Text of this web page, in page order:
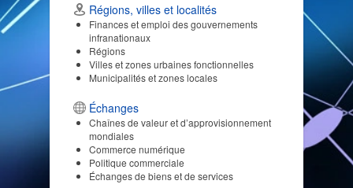
Régions, villes et localités
Finances et emploi des gouvernements
infranationaux
Régions
Villes et zones urbaines fonctionnelles
Municipalités et zones locales
Échanges
Chaînes de valeur et d’approvisionnement
mondiales
Commerce numérique
Politique commerciale
Échanges de biens et de services